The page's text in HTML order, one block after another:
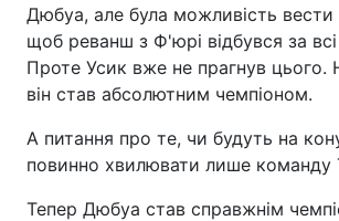
Дюбуа, але була можливість вести
щоб реванш з Ф'юрі відбувся за всі
Проте Усик вже не прагнув цього.
він став абсолютним чемпіоном.
А питання про те, чи будуть на
повинно хвилювати лише команду
Тепер Дюбуа став справжнім